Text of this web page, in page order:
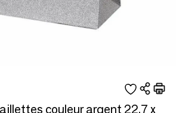
couleur argent 22,7 x